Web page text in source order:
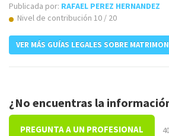
Publicada por: RAFAEL PEREZ HERNANDEZ
Nivel de contribución 10 / 20
VER MÁS GUÍAS LEGALES SOBRE
¿No encuentras la
PREGUNTA A UN PROFESIONAL